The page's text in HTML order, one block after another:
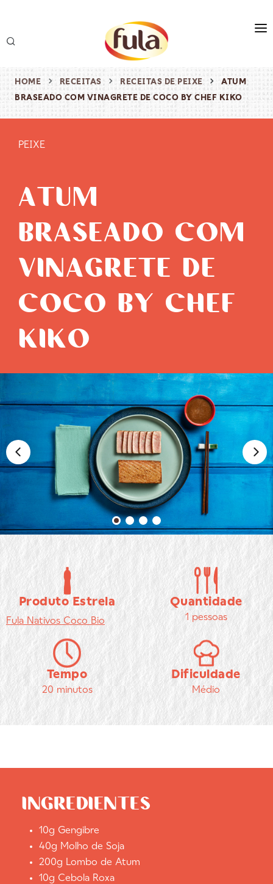
produtos
receitas
HOME RECEITAS RECEITAS DE PEIXE
ATUM
BRASEADO COM VINAGRETE DE COCO BY CHEF KIKO
PEIXE
ATUM
BRASEADO COM
VINAGRETE DE
COCO BY CHEF
KIKO
Produto Estrela
Fula Nativos Coco Bio
Quantidade
1 pessoas
Tempo
20 minutos
Dificuldade
Médio
INGREDIENTES
10g Gengibre
40g Molho de Soja
200g Lombo de Atum
10g Cebola Roxa